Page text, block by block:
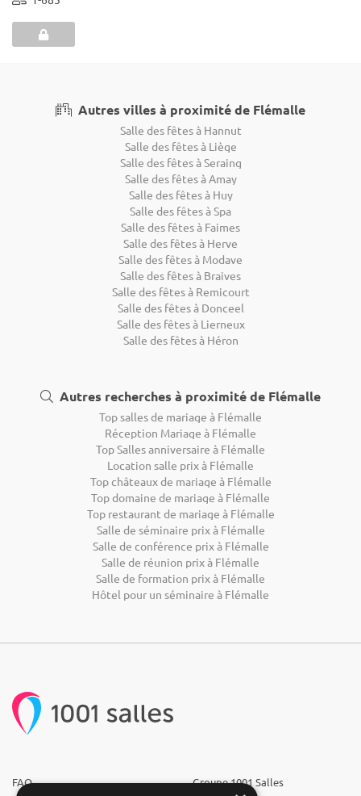
Autres villes à proximité de Flémalle
Salle des fêtes à Hannut
Salle des fêtes à Liège
Salle des fêtes à Seraing
Salle des fêtes à Amay
Salle des fêtes à Huy
Salle des fêtes à Spa
Salle des fêtes à Faimes
Salle des fêtes à Herve
Salle des fêtes à Modave
Salle des fêtes à Braives
Salle des fêtes à Remicourt
Salle des fêtes à Donceel
Salle des fêtes à Lierneux
Salle des fêtes à Héron
Autres recherches à proximité de Flémalle
Top salles de mariage à Flémalle
Réception Mariage à Flémalle
Top Salles anniversaire à Flémalle
Location salle prix à Flémalle
Top châteaux de mariage à Flémalle
Top domaine de mariage à Flémalle
Top restaurant de mariage à Flémalle
Salle de séminaire prix à Flémalle
Salle de conférence prix à Flémalle
Salle de réunion prix à Flémalle
Salle de formation prix à Flémalle
Hôtel pour un séminaire à Flémalle
FAQ Groupe 1001 Salles